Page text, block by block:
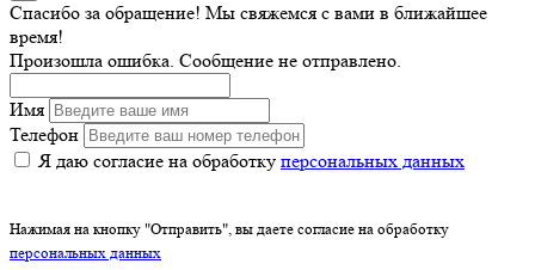
Спасибо за обращение! Мы свяжемся с вами в ближайшее
время!
Произошла ошибка. Сообщение не отправлено.
Имя
Телефон
Я даю согласие на обработку персональных данных
Нажимая на кнопку "Отправить", вы даете согласие на обработку
персональных данных